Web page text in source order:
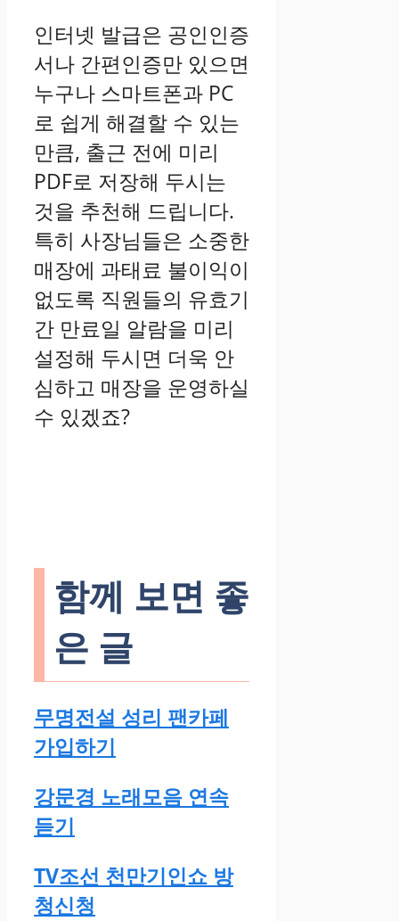
인터넷 발급은 공인인증
서나 간편인증만 있으면
누구나 스마트폰과 PC
로 쉽게 해결할 수 있는
만큼, 출근 전에 미리
PDF로 저장해 두시는
것을 추천해 드립니다.
특히 사장님들은 소중한
매장에 과태료 불이익이
없도록 직원들의 유효기
간 만료일 알람을 미리
설정해 두시면 더욱 안
심하고 매장을 운영하실
수 있겠죠?
함께 보면 좋
은 글
무명전설 성리 팬카페
가입하기
강문경 노래모음 연속
듣기
TV조선 천만기인쇼 방
청신청